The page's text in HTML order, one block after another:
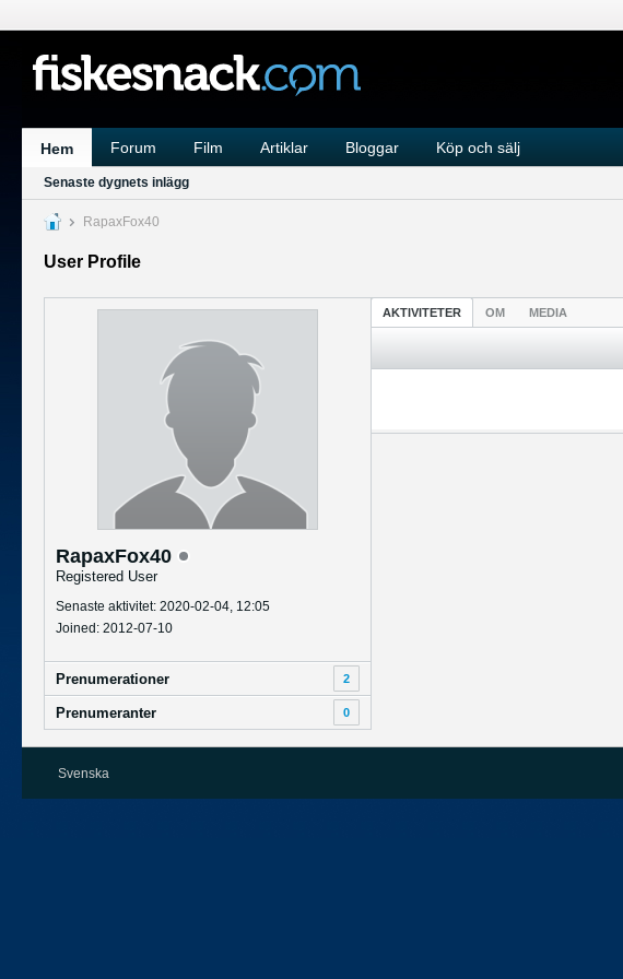
Hem Forum Film Artiklar Bloggar Köp och sälj
Senaste dygnets inlägg
RapaxFox40
User Profile
RapaxFox40
Registered User
Senaste aktivitet: 2020-02-04, 12:05
Joined: 2012-07-10
Prenumerationer 2
Prenumeranter 0
AKTIVITETER OM MEDIA
Svenska